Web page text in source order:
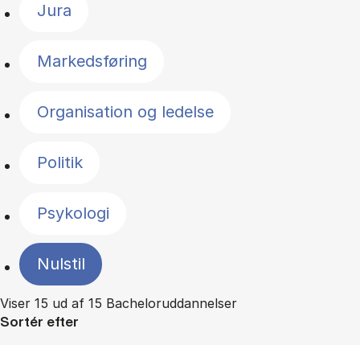
Jura
Markedsføring
Organisation og ledelse
Politik
Psykologi
Nulstil
Viser 15 ud af 15 Bacheloruddannelser
Sortér efter